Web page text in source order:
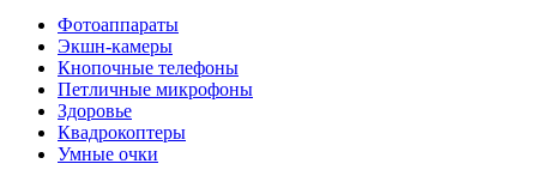
Фотоаппараты
Экшн-камеры
Кнопочные телефоны
Петличные микрофоны
Здоровье
Квадрокоптеры
Умные очки